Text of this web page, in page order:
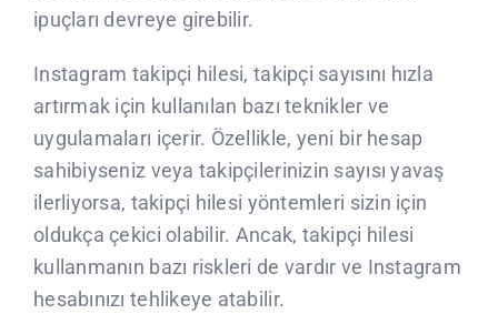
CONTACTE
ipuçları devreye girebilir.
Instagram takipçi hilesi, takipçi sayısını hızla
artırmak için kullanılan bazı teknikler ve
uygulamaları içerir. Özellikle, yeni bir hesap
sahibiyseniz veya takipçilerinizin sayısı yavaş
ilerliyorsa, takipçi hilesi yöntemleri sizin için
oldukça çekici olabilir. Ancak, takipçi hilesi
kullanmanın bazı riskleri de vardır ve Instagram
hesabınızı tehlikeye atabilir.